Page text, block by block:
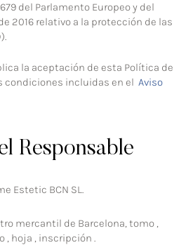
del Parlamento Europeo y del
2016 relativo a la protección de las
la aceptación de esta Política de
condiciones incluidas en el Aviso
Responsable
Estetic BCN SL.
mercantil de Barcelona, tomo ,
, hoja , inscripción .